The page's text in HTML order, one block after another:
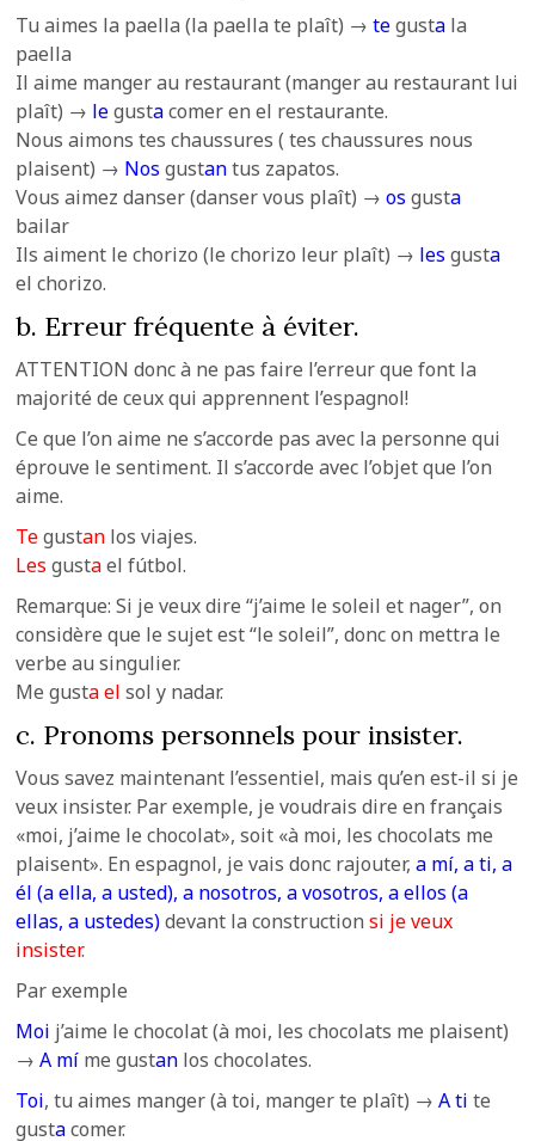
Tu aimes la paella (la paella te plaît) →tegusta la
paella
Il aime manger au restaurant (manger au restaurant lui
plaît) → legustacomer en el restaurante.
Nous aimons tes chaussures ( tes chaussures nous
plaisent) → Nos gustantus zapatos.
Vous aimez danser (danser vous plaît) →os gusta
bailar
Ils aiment le chorizo (le chorizo leur plaît) → les gusta
el chorizo.
b. Erreur fréquente à éviter.
ATTENTION donc à ne pas faire l’erreur que font la
majorité de ceux qui apprennent l’espagnol!
Ce que l’on aime ne s’accorde pas avec la personne qui
éprouve le sentiment. Il s’accorde avec l’objet que l’on
aime.
Tegustan los viajes.
Les gustael fútbol.
Remarque: Si je veux dire “j’aime le soleil et nager”, on
considère que le sujet est “le soleil”, donc on mettra le
verbe au singulier.
Me gusta el sol y nadar.
c. Pronoms personnels pour insister.
Vous savez maintenant l’essentiel, mais qu’en est-il si je
veux insister. Par exemple, je voudrais dire en français
«moi, j’aime le chocolat», soit «à moi, les chocolats me
plaisent». En espagnol, je vais donc rajouter,a mí, a ti, a
él (a ella, a usted), a nosotros, a vosotros, a ellos (a
ellas, a ustedes)devant la constructionsi je veux
insister.
Par exemple
Moi j’aime le chocolat (à moi, les chocolats me plaisent)
→A mí me gustan los chocolates.
Toi, tu aimes manger (à toi, manger te plaît) →A tite
gustacomer.